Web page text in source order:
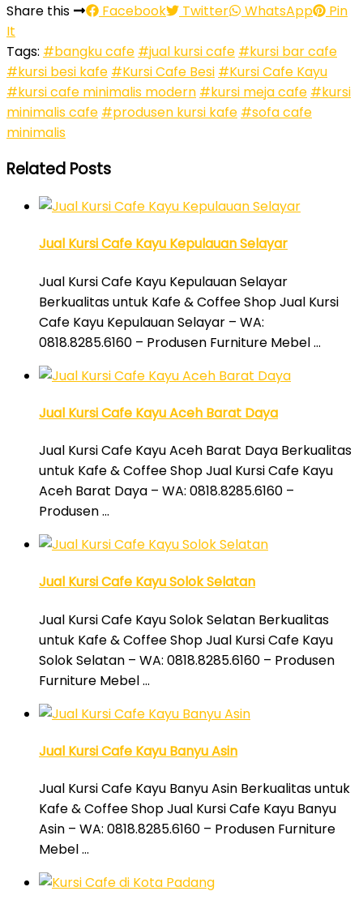
Share this Facebook Twitter WhatsApp
Pin
It
Tags: #bangku cafe #jual kursi cafe #kursi bar cafe
#kursi besi kafe #Kursi Cafe Besi #Kursi Cafe Kayu
#kursi cafe minimalis modern #kursi meja cafe #kursi
minimalis cafe #produsen kursi kafe #sofa cafe
minimalis
Related Posts
Jual Kursi Cafe Kayu Kepulauan Selayar
Jual Kursi Cafe Kayu Kepulauan Selayar
Berkualitas untuk Kafe & Coffee Shop Jual Kursi
Cafe Kayu Kepulauan Selayar – WA:
0818.8285.6160 – Produsen Furniture Mebel …
Jual Kursi Cafe Kayu Aceh Barat Daya
Jual Kursi Cafe Kayu Aceh Barat Daya Berkualitas
untuk Kafe & Coffee Shop Jual Kursi Cafe Kayu
Aceh Barat Daya – WA: 0818.8285.6160 –
Produsen …
Jual Kursi Cafe Kayu Solok Selatan
Jual Kursi Cafe Kayu Solok Selatan Berkualitas
untuk Kafe & Coffee Shop Jual Kursi Cafe Kayu
Solok Selatan – WA: 0818.8285.6160 – Produsen
Furniture Mebel …
Jual Kursi Cafe Kayu Banyu Asin
Jual Kursi Cafe Kayu Banyu Asin Berkualitas untuk
Kafe & Coffee Shop Jual Kursi Cafe Kayu Banyu
Asin – WA: 0818.8285.6160 – Produsen Furniture
Mebel …